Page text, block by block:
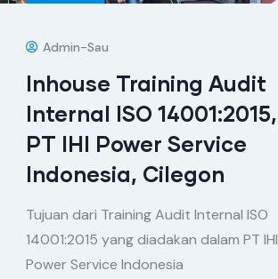
Admin-Sau
Inhouse Training Audit
Internal ISO 14001:2015,
PT IHI Power Service
Indonesia, Cilegon
Tujuan dari Training Audit Internal ISO
14001:2015 yang diadakan dalam PT IHI
Power Service Indonesia